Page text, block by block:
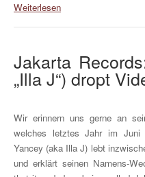
Weiterlesen
Jakarta
„Illa J“) dropt
Wir erinnern uns gerne an
welches letztes Jahr im
Yancey (aka Illa J) lebt
und erklärt seinen Namens-